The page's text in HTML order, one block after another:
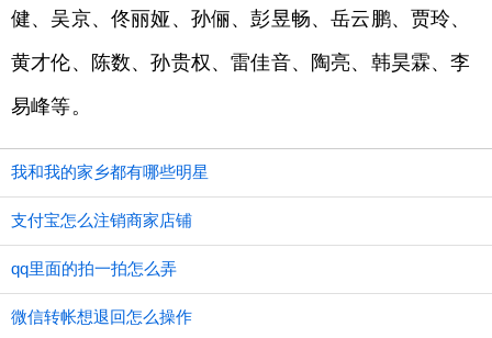
健、吴京、佟丽娅、孙俪、彭昱畅、岳云鹏、贾玲、
黄才伦、陈数、孙贵权、雷佳音、陶亮、韩昊霖、李
易峰等。
我和我的家乡都有哪些明星
支付宝怎么注销商家店铺
qq里面的拍一拍怎么弄
微信转帐想退回怎么操作